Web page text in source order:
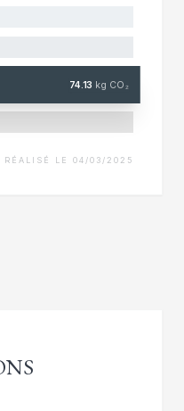
74.13 kg CO₂
RÉALISÉ LE 04/03/2025